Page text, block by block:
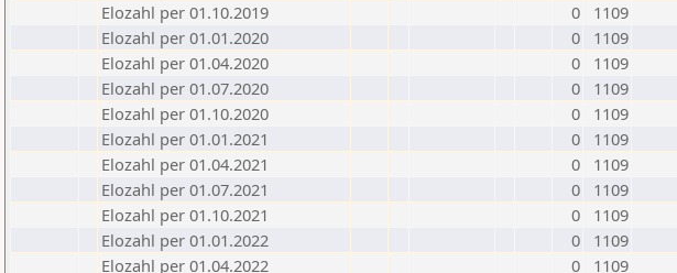
Elozahl per 01.10.2019
0
1109
Elozahl per 01.01.2020
0
1109
Elozahl per 01.04.2020
0
1109
Elozahl per 01.07.2020
0
1109
Elozahl per 01.10.2020
0
1109
Elozahl per 01.01.2021
0
1109
Elozahl per 01.04.2021
0
1109
Elozahl per 01.07.2021
0
1109
Elozahl per 01.10.2021
0
1109
Elozahl per 01.01.2022
0
1109
Elozahl per 01.04.2022
0
1109